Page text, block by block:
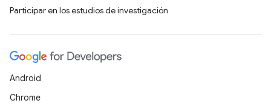
Participar en los estudios de investigación
Android
Chrome